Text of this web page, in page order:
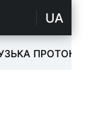
UA
ПРОТОКА